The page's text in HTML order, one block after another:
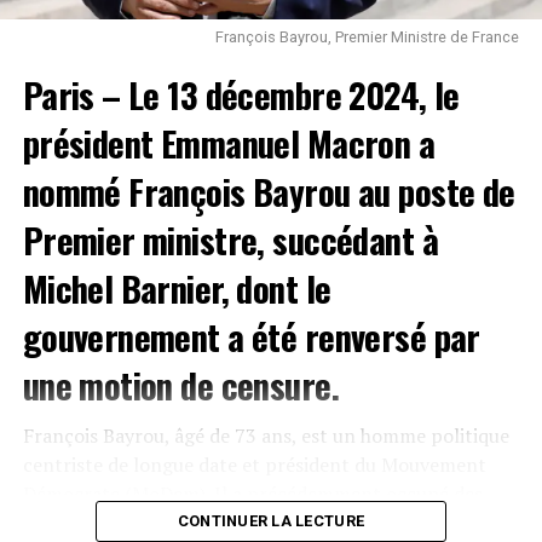
l’étranger, à moindre coût.
Ce décret, loin d’être une véritable réforme de santé
publique d’intérêt, apparaît comme unemesure de
prestige,vitrine politique destinée à donner l’image
d’un État modernisateur, sans résoudre les problèmes
de fond du système hospitalier ivoirien.
Hervé Christ
Facebook
Twitter
EmailWhatsApp
Telegram
Partager
Comments
François Bayrou, Premier Ministre de France
Paris – Le 13 décembre 2024, le
président Emmanuel Macron a
nommé François Bayrou au poste de
Premier ministre, succédant à
Michel Barnier, dont le
gouvernement a été renversé par
une motion de censure.
François Bayrou, âgé de 73 ans, est un homme politique
postes ministériels, notamment celui de ministre de
CONTINUER LA LECTURE